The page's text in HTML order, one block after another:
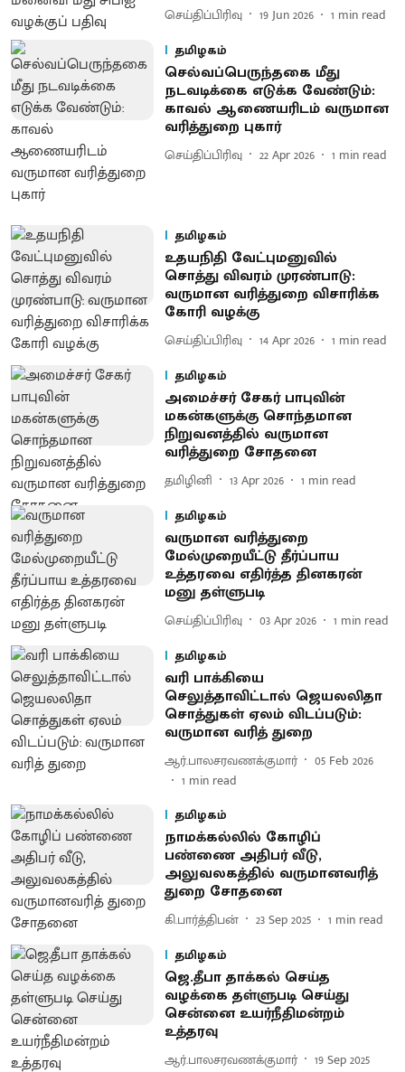
செய்திப்பிரிவு 19 Jun 2026 1 min read
தமிழகம்
செல்வப்பெருந்தகை மீது
நடவடிக்கை எடுக்க வேண்டும்:
காவல் ஆணையரிடம் வருமான
வரித்துறை புகார்
செய்திப்பிரிவு 22 Apr 2026 1 min read
தமிழகம்
உதயநிதி வேட்புமனுவில்
சொத்து விவரம் முரண்பாடு:
வருமான வரித்துறை விசாரிக்க
கோரி வழக்கு
செய்திப்பிரிவு 14 Apr 2026 1 min read
தமிழகம்
அமைச்சர் சேகர் பாபுவின்
மகன்களுக்கு சொந்தமான
நிறுவனத்தில் வருமான
வரித்துறை சோதனை
தமிழினி 13 Apr 2026 1 min read
தமிழகம்
வருமான வரித்துறை
மேல்முறையீட்டு தீர்ப்பாய
உத்தரவை எதிர்த்த தினகரன்
மனு தள்ளுபடி
செய்திப்பிரிவு 03 Apr 2026 1 min read
தமிழகம்
வரி பாக்கியை
செலுத்தாவிட்டால் ஜெயலலிதா
சொத்துகள் ஏலம் விடப்படும்:
வருமான வரித் துறை
ஆர்.பாலசரவணக்குமார்
05 Feb 2026
1 min read
தமிழகம்
நாமக்கல்லில் கோழிப்
பண்ணை அதிபர் வீடு,
அலுவலகத்தில் வருமானவரித்
துறை சோதனை
கி.பார்த்திபன் 23 Sep 2025 1 min read
தமிழகம்
ஜெ.தீபா தாக்கல் செய்த
வழக்கை தள்ளுபடி செய்து
சென்னை உயர்நீதிமன்றம்
உத்தரவு
ஆர்.பாலசரவணக்குமார்
19 Sep 2025